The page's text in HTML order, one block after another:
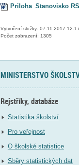
Priloha_Stanovisko
Vytvoření složky: 07.11.2017 12:17
Počet zobrazení: 1305
MINISTERSTVO
Rejstříky, databáze
Statistika školství
Pro veřejnost
O školské statistice
Sběry statistických dat